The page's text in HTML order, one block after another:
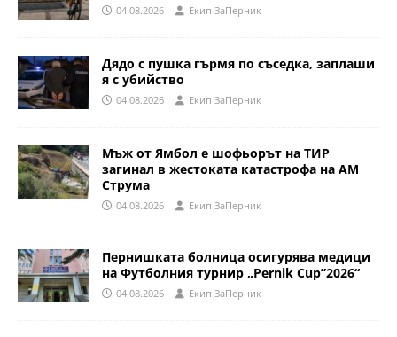
04.08.2026 Eкип ЗаПерник
Дядо с пушка гърмя по съседка, заплаши
я с убийство
04.08.2026 Eкип ЗаПерник
Мъж от Ямбол е шофьорът на ТИР
загинал в жестоката катастрофа на АМ
Струма
04.08.2026 Eкип ЗаПерник
Пернишката болница осигурява медици
на Футболния турнир „Pernik Cup”2026“
04.08.2026 Eкип ЗаПерник